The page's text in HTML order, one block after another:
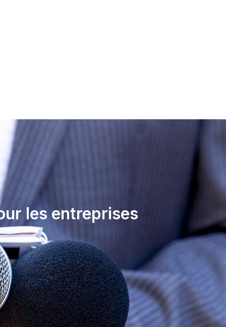
les entreprises